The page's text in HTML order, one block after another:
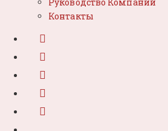
Контакты